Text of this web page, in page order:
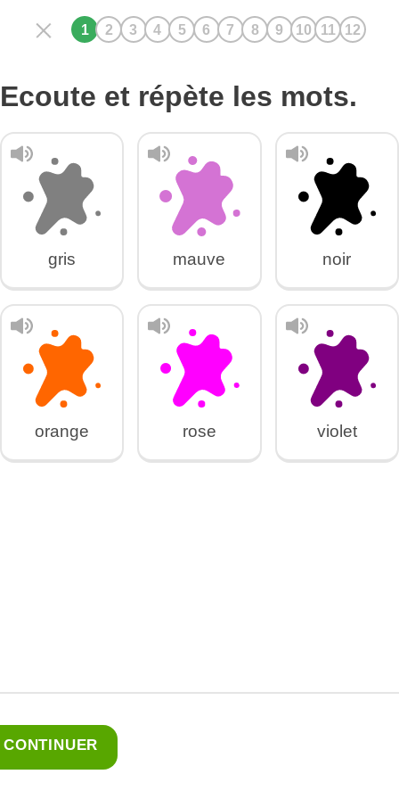
Ecoute et répète les mots.
gris mauve noir
orange rose violet
CONTINUER